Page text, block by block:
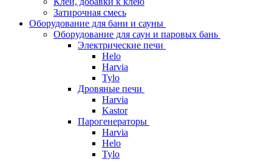
Затирочная смесь
Оборудование для бани и сауны
Оборудование для саун и паровых бань
Электрические печи
Helo
Harvia
Tylo
Дровяные печи
Harvia
Kastor
Парогенераторы
Harvia
Helo
Tylo